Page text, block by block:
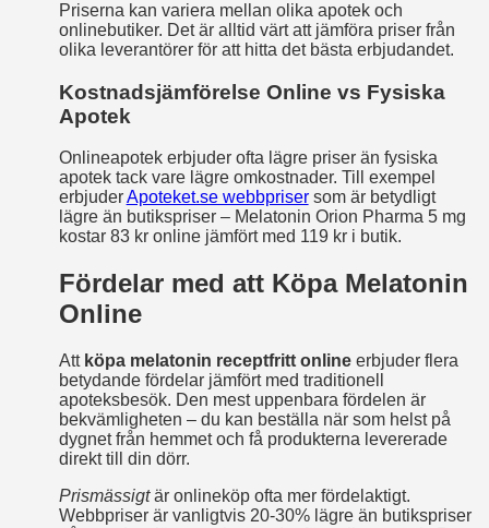
Priserna kan variera mellan olika apotek och
onlinebutiker. Det är alltid värt att jämföra priser från
olika leverantörer för att hitta det bästa erbjudandet.
Kostnadsjämförelse Online vs Fysiska
Apotek
Onlineapotek erbjuder ofta lägre priser än fysiska
apotek tack vare lägre omkostnader. Till exempel
erbjuderApoteket.se webbprisersom är betydligt
lägre än butikspriser – Melatonin Orion Pharma 5 mg
kostar 83 kr online jämfört med 119 kr i butik.
Fördelar med att Köpa Melatonin
Online
Att köpa melatonin receptfritt onlineerbjuder flera
betydande fördelar jämfört med traditionell
apoteksbesök. Den mest uppenbara fördelen är
bekvämligheten – du kan beställa när som helst på
dygnet från hemmet och få produkterna levererade
direkt till din dörr.
Prismässigtär onlineköp ofta mer fördelaktigt.
Webbpriser är vanligtvis 20-30% lägre än butikspriser